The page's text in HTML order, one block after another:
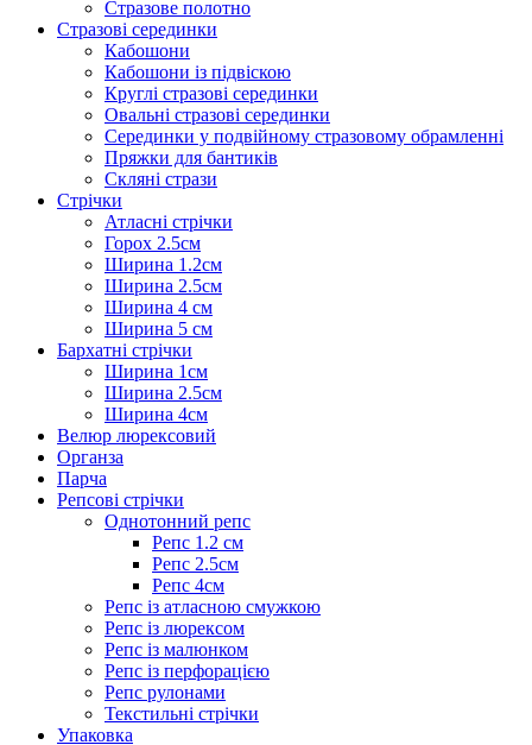
Стразове полотно
Стразові серединки
Кабошони
Кабошони із підвіскою
Круглі стразові серединки
Овальні стразові серединки
Серединки у подвійному стразовому обрамленні
Пряжки для бантиків
Скляні стрази
Стрічки
Атласні стрічки
Горох 2.5см
Ширина 1.2см
Ширина 2.5см
Ширина 4 см
Ширина 5 см
Бархатні стрічки
Ширина 1см
Ширина 2.5см
Ширина 4см
Велюр люрексовий
Органза
Парча
Репсові стрічки
Однотонний репс
Репс 1.2 см
Репс 2.5см
Репс 4см
Репс із атласною смужкою
Репс із люрексом
Репс із малюнком
Репс із перфорацією
Репс рулонами
Текстильні стрічки
Упаковка